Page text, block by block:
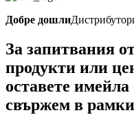
Добре дошли
За запитвания
продукти или
оставете
свържем в